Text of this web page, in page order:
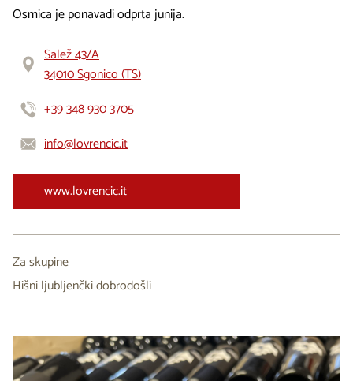
Osmica je ponavadi odprta junija.
Salež 43/A
34010 Sgonico (TS)
+39 348 930 3705
info@lovrencic.it
www.lovrencic.it
Za skupine
Hišni ljubljenčki dobrodošli